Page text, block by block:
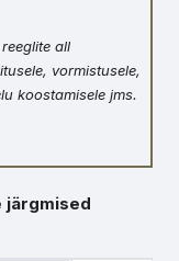
all
vormistusele,
koostamisele jms.
järgmised